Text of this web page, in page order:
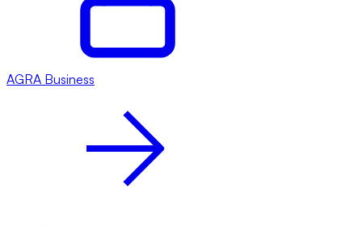
AGRA Business